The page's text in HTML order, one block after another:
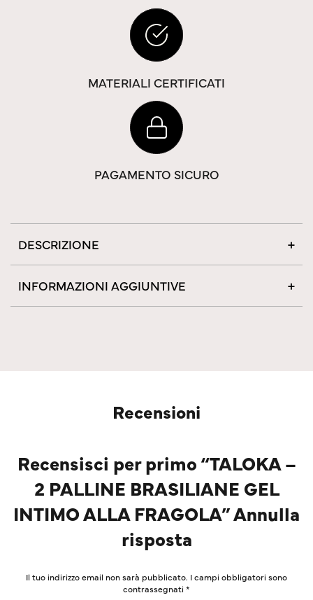
MATERIALI CERTIFICATI
PAGAMENTO SICURO
DESCRIZIONE
INFORMAZIONI AGGIUNTIVE
Recensioni
Recensisci per primo “TALOKA –
2 PALLINE BRASILIANE GEL
INTIMO ALLA FRAGOLA” Annulla
risposta
Il tuo indirizzo email non sarà pubblicato. I campi obbligatori sono
contrassegnati*